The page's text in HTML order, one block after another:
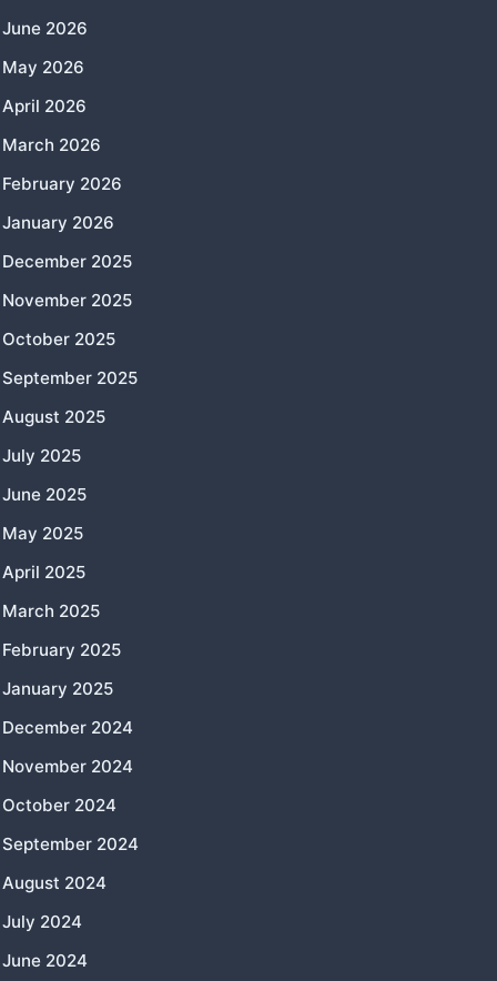
June 2026
May 2026
April 2026
March 2026
February 2026
January 2026
December 2025
November 2025
October 2025
September 2025
August 2025
July 2025
June 2025
May 2025
April 2025
March 2025
February 2025
January 2025
December 2024
November 2024
October 2024
September 2024
August 2024
July 2024
June 2024